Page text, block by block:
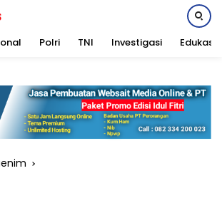
Polri TNI Investigasi Edukasi